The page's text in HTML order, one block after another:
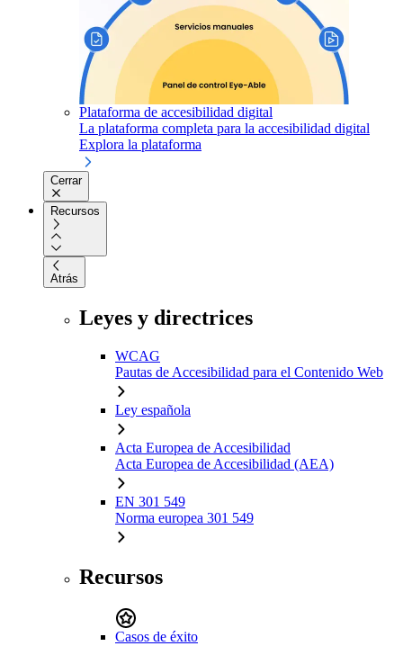
Plataforma de accesibilidad digital
La plataforma completa para la accesibilidad digital
Explora la plataforma
Cerrar
Recursos
Atrás
Leyes y directrices
WCAG
Pautas de Accesibilidad para el Contenido Web
Ley española
Acta Europea de Accesibilidad
Acta Europea de Accesibilidad (AEA)
EN 301 549
Norma europea 301 549
Recursos
Casos de éxito